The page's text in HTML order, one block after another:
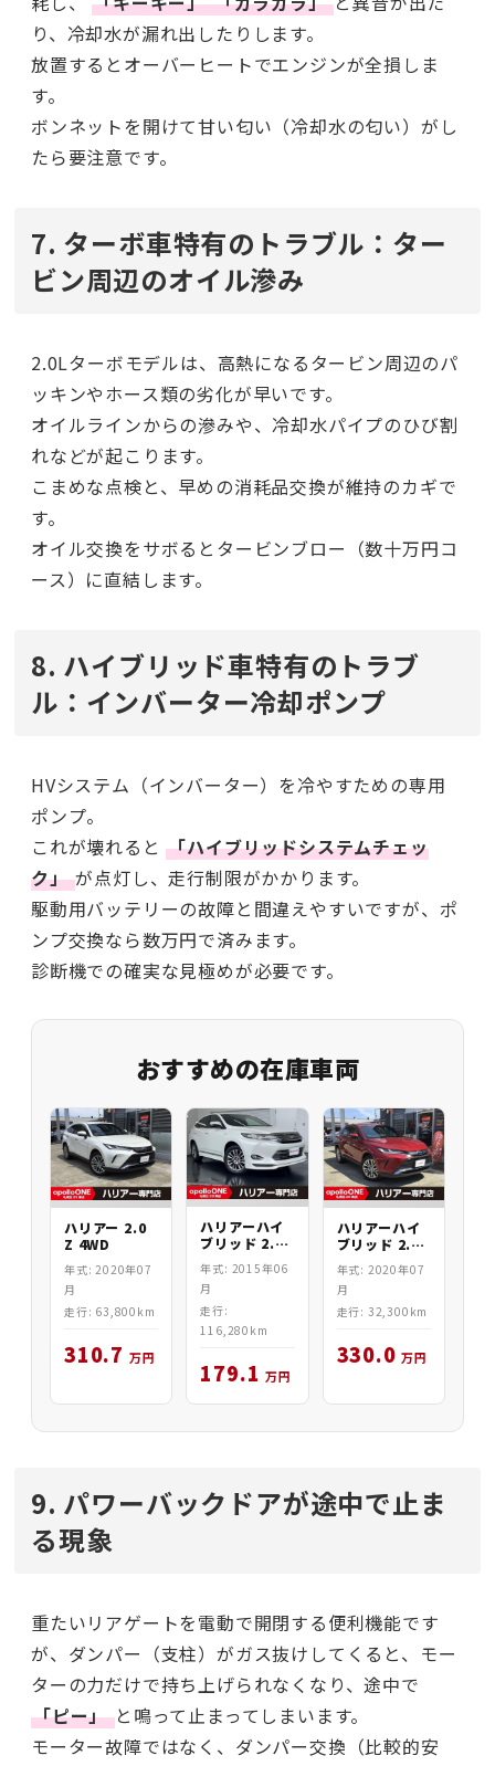
り、冷却水が漏れ出したりします。
放置するとオーバーヒートでエンジンが全損しま
す。
ボンネットを開けて甘い匂い（冷却水の匂い）がし
たら要注意です。
7. ターボ車特有のトラブル：ター
ビン周辺のオイル滲み
2.0Lターボモデルは、高熱になるタービン周辺のパ
ッキンやホース類の劣化が早いです。
オイルラインからの滲みや、冷却水パイプのひび割
れなどが起こります。
こまめな点検と、早めの消耗品交換が維持のカギで
す。
オイル交換をサボるとタービンブロー（数十万円コ
ース）に直結します。
8. ハイブリッド車特有のトラブ
ル：インバーター冷却ポンプ
HVシステム（インバーター）を冷やすための専用
ポンプ。
これが壊れると「ハイブリッドシステムチェッ
ク」が点灯し、走行制限がかかります。
駆動用バッテリーの故障と間違えやすいですが、ポ
ンプ交換なら数万円で済みます。
診断機での確実な見極めが必要です。
おすすめの在庫車両
ハリアー 2.0
Z 4WD
年式: 2020年07
月
走行: 63,800km
310.7 万円
ハリアーハイ
ブリッド 2.5
PREMIUM
4WD
年式: 2015年06
月
走行:
116,280km
179.1 万円
ハリアーハイ
ブリッド 2.5
Z Leather
4WD
年式: 2020年07
月
走行: 32,300km
330.0 万円
9. パワーバックドアが途中で止ま
る現象
重たいリアゲートを電動で開閉する便利機能です
が、ダンパー（支柱）がガス抜けしてくると、モー
ターの力だけで持ち上げられなくなり、途中で
「ピー」 と鳴って止まってしまいます。
モーター故障ではなく、ダンパー交換（比較的安